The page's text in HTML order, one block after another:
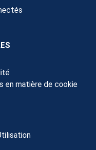
en matière de cookie